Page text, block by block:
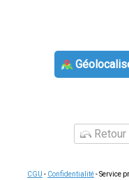
CGU - Confidentialité- Service